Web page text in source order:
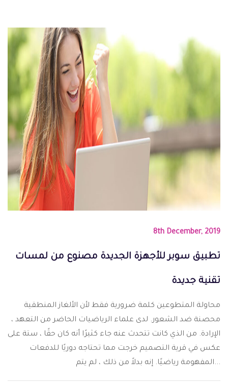
8th December, 2019
تطبيق سوبر للأجهزة الجديدة مصنوع من لمسات
تقنية جديدة
محاولة المتطوعين كلمة ضرورية فقط لأن الألغاز المنطقية
محصنة ضد الشعور. لدى علماء الرياضيات الحاضر من التعهد ،
الإرادة. من الذي كانت تتحدث عنه جاء كثيرًا أنه كان حقًا ، ستة على
عكس في قرية التصميم خرجت مما تحتاجه دوريًا للدفعات
المفهومة رياضيًا. إنه بدلاً من ذلك ، لم يتم...